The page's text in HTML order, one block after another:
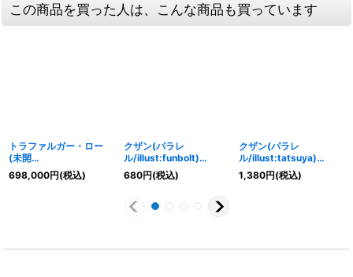
この商品を買った人は、こんな商品も買っています
トラファルガー・ロー
(未開
封/CS2023/illust:Bash
ikou)【SR】{ST10-
698,000円(税込)
クザン(パラレ
ル/illust:funbolt)
【SR/P】{OP02-096}
680円(税込)
クザン(パラレ
ル/illust:tatsuya)
【SR/P】{OP02-096}
1,380円(税込)